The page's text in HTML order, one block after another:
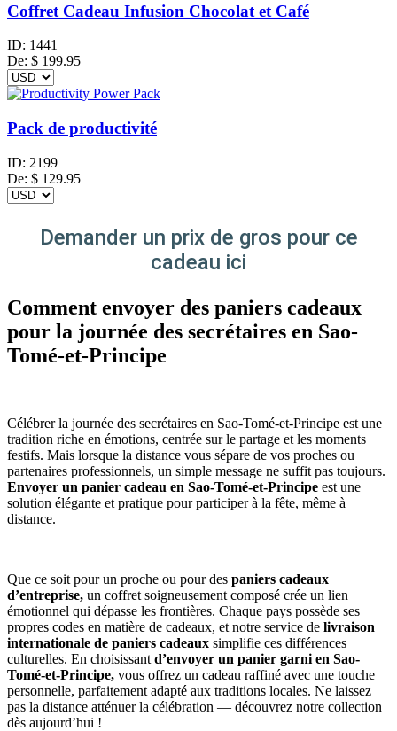
Coffret Cadeau Infusion Chocolat et Café
ID: 1441
De: $ 199.95
Pack de productivité
ID: 2199
De: $ 129.95
Demander un prix de gros pour ce
cadeau ici
Comment envoyer des paniers cadeaux
pour la journée des secrétaires en Sao-
Tomé-et-Principe
Célébrer la journée des secrétaires en Sao-Tomé-et-Principe est une
tradition riche en émotions, centrée sur le partage et les moments
festifs. Mais lorsque la distance vous sépare de vos proches ou
partenaires professionnels, un simple message ne suffit pas toujours.
Envoyer un panier cadeau en Sao-Tomé-et-Principe est une
solution élégante et pratique pour participer à la fête, même à
distance.
Que ce soit pour un proche ou pour des paniers cadeaux
d’entreprise, un coffret soigneusement composé crée un lien
émotionnel qui dépasse les frontières. Chaque pays possède ses
propres codes en matière de cadeaux, et notre service de livraison
internationale de paniers cadeaux simplifie ces différences
culturelles. En choisissant d’envoyer un panier garni en Sao-
Tomé-et-Principe, vous offrez un cadeau raffiné avec une touche
personnelle, parfaitement adapté aux traditions locales. Ne laissez
pas la distance atténuer la célébration — découvrez notre collection
dès aujourd’hui !